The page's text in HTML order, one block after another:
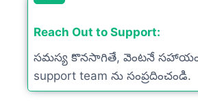
Reach Out to Support:
సమస్య కొనసాగితే, వెంటనే సహాయం
support team ను సంప్రదించండి.